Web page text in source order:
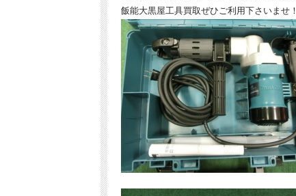
飯能大黒屋工具買取ぜひご利用下さいませ！